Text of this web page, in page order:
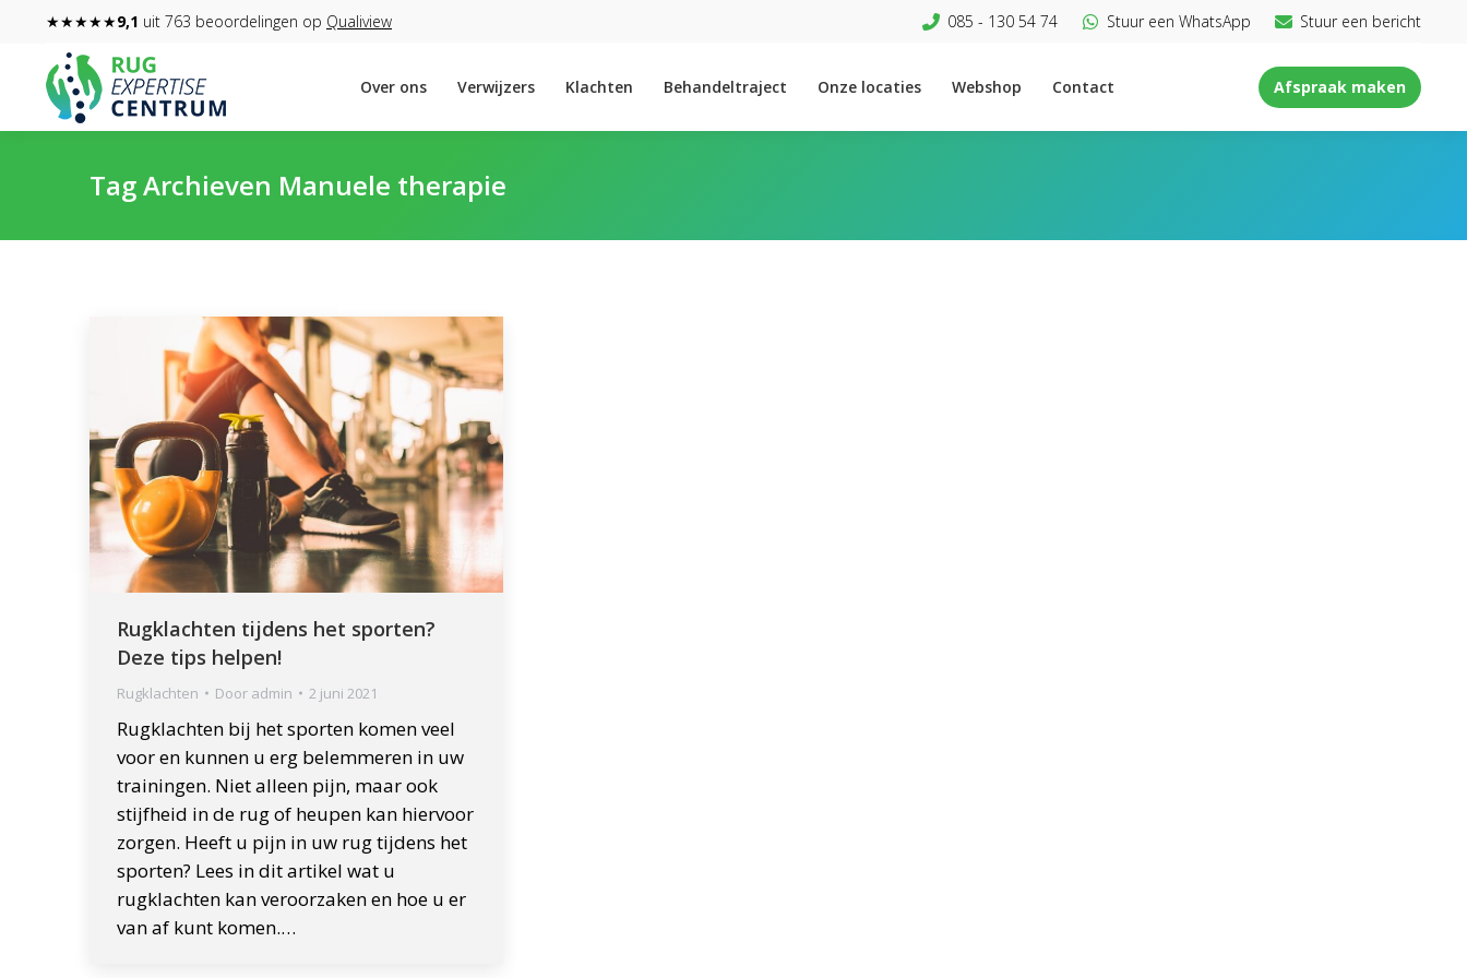
★★★★★9,1 uit 763 beoordelingen op Qualiview 085 - 130 54 74 Stuur een WhatsApp Stuur een bericht
Over ons Verwijzers Klachten Behandeltraject Onze locaties Webshop Contact Afspraak maken
Tag Archieven Manuele therapie
Rugklachten tijdens het sporten?
Deze tips helpen!
Rugklachten Door admin 2 juni 2021
Rugklachten bij het sporten komen veel
voor en kunnen u erg belemmeren in uw
trainingen. Niet alleen pijn, maar ook
stijfheid in de rug of heupen kan hiervoor
zorgen. Heeft u pijn in uw rug tijdens het
sporten? Lees in dit artikel wat u
rugklachten kan veroorzaken en hoe u er
van af kunt komen.…